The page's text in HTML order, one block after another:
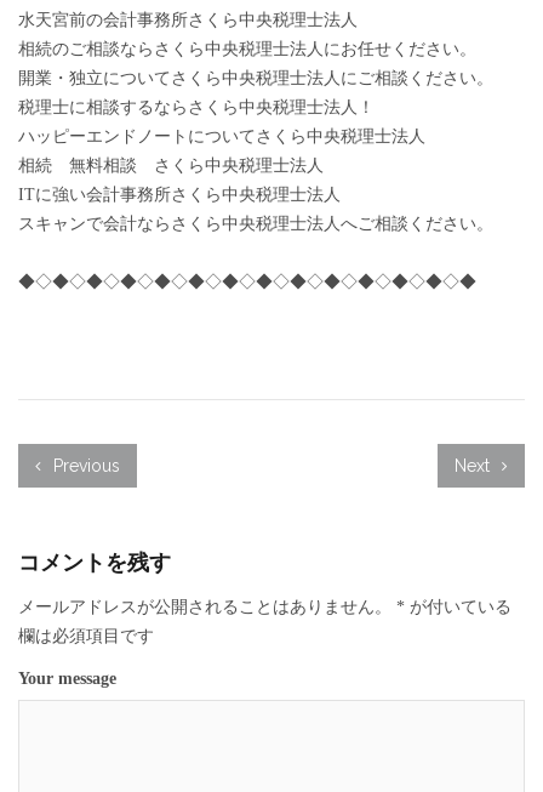
水天宮前の会計事務所さくら中央税理士法人
相続のご相談ならさくら中央税理士法人にお任せください。
開業・独立についてさくら中央税理士法人にご相談ください。
税理士に相談するならさくら中央税理士法人！
ハッピーエンドノートについてさくら中央税理士法人
相続 無料相談 さくら中央税理士法人
ITに強い会計事務所さくら中央税理士法人
スキャンで会計ならさくら中央税理士法人へご相談ください。
◆◇◆◇◆◇◆◇◆◇◆◇◆◇◆◇◆◇◆◇◆◇◆◇◆◇◆
Previous Next
コメントを残す
メールアドレスが公開されることはありません。 * が付いている
欄は必須項目です
Your message